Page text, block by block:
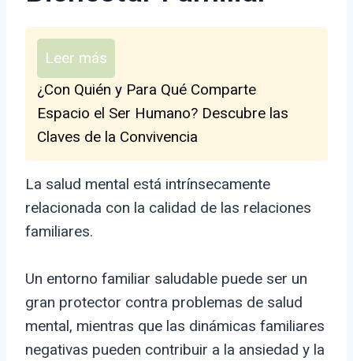
Leer más
¿Con Quién y Para Qué Comparte
Espacio el Ser Humano? Descubre las
Claves de la Convivencia
La salud mental está intrínsecamente
relacionada con la calidad de las relaciones
familiares.
Un entorno familiar saludable puede ser un
gran protector contra problemas de salud
mental, mientras que las dinámicas familiares
negativas pueden contribuir a la ansiedad y la